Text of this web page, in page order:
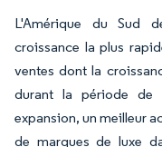
L'Amérique du Sud
croissance la plus
ventes dont la
durant la période de
expansion, un meilleur
de marques de luxe